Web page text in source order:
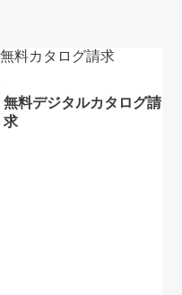
無料デジタルカタログ請
求